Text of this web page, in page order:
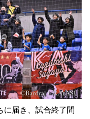
に届き、試合終了間